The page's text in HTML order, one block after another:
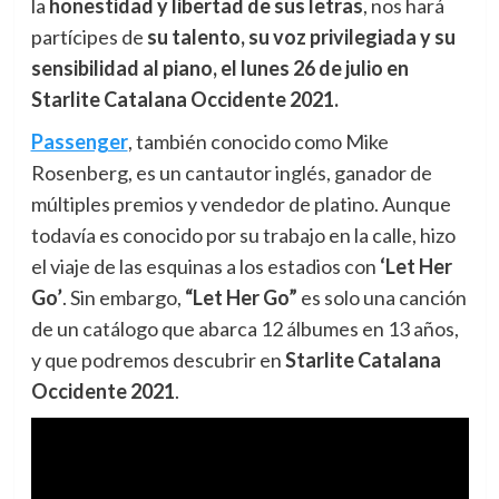
la honestidad y libertad de sus letras, nos hará
partícipes de su talento, su voz privilegiada y su
sensibilidad al piano, el lunes 26 de julio en
Starlite Catalana Occidente 2021.
Passenger, también conocido como Mike
Rosenberg, es un cantautor inglés, ganador de
múltiples premios y vendedor de platino. Aunque
todavía es conocido por su trabajo en la calle, hizo
el viaje de las esquinas a los estadios con ‘Let Her
Go’. Sin embargo, “Let Her Go” es solo una canción
de un catálogo que abarca 12 álbumes en 13 años,
y que podremos descubrir enStarlite Catalana
Occidente 2021.